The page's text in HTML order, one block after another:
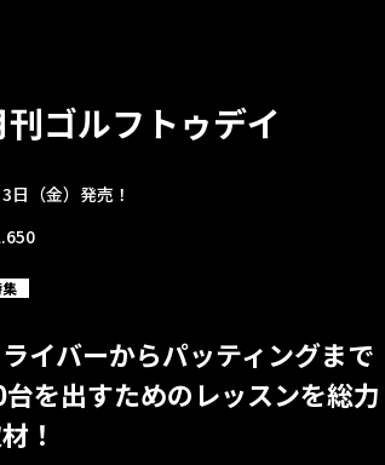
刊ゴルフトゥデイ
日（金）発売！
ライバーからパッティングまで
を出すためのレッスンを総力
！